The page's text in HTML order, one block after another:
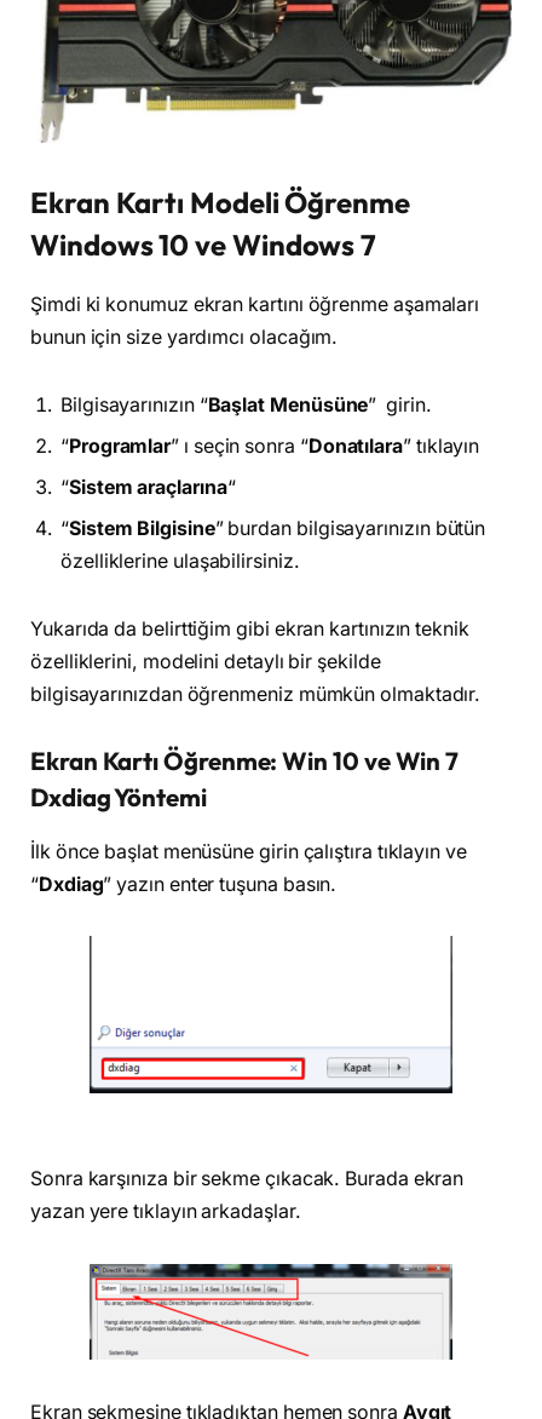
Ekran Kartı Modeli Öğrenme
Windows 10 ve Windows 7
Şimdi ki konumuz ekran kartını öğrenme aşamaları
bunun için size yardımcı olacağım.
Bilgisayarınızın “Başlat Menüsüne” girin.
“Programlar” ı seçin sonra “Donatılara” tıklayın
“Sistem araçlarına“
“Sistem Bilgisine” burdan bilgisayarınızın bütün
özelliklerine ulaşabilirsiniz.
Yukarıda da belirttiğim gibi ekran kartınızın teknik
özelliklerini, modelini detaylı bir şekilde
bilgisayarınızdan öğrenmeniz mümkün olmaktadır.
Ekran Kartı Öğrenme: Win 10 ve Win 7
Dxdiag Yöntemi
İlk önce başlat menüsüne girin çalıştıra tıklayın ve
“Dxdiag” yazın enter tuşuna basın.
Sonra karşınıza bir sekme çıkacak. Burada ekran
yazan yere tıklayın arkadaşlar.
Ekran sekmesine tıkladıktan hemen sonra Aygıt